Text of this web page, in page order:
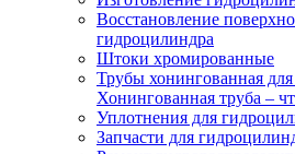
Восстановление
гидроцилиндра
Штоки хромированные
Трубы хонингованная
Хонингованная труба –
Уплотнения для
Запчасти для